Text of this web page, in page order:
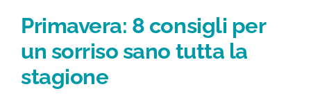
Dicono di noi
Primavera: 8 consigli per
un sorriso sano tutta la
stagione